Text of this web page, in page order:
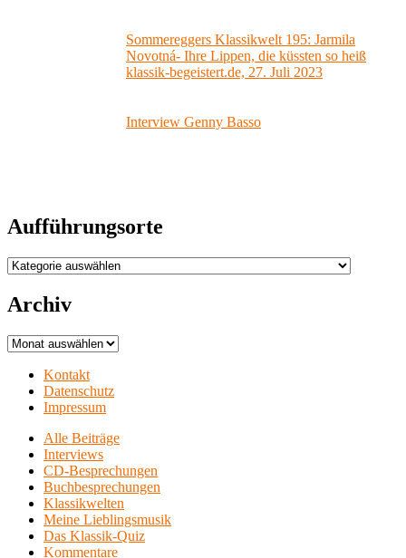
Sommereggers Klassikwelt 195: Jarmila
Novotná- Ihre Lippen, die küssten so heiß
klassik-begeistert.de, 27. Juli 2023
Interview Genny Basso
Aufführungsorte
Aufführungsorte
Archiv
Archiv
Kontakt
Datenschutz
Impressum
Alle Beiträge
Interviews
CD-Besprechungen
Buchbesprechungen
Klassikwelten
Meine Lieblingsmusik
Das Klassik-Quiz
Kommentare